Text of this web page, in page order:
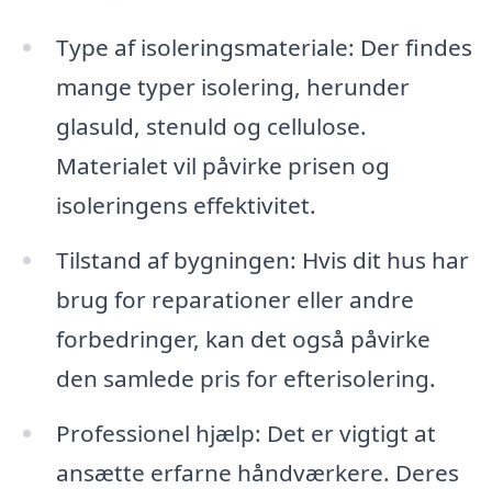
Type af isoleringsmateriale: Der findes
mange typer isolering, herunder
glasuld, stenuld og cellulose.
Materialet vil påvirke prisen og
isoleringens effektivitet.
Tilstand af bygningen: Hvis dit hus har
brug for reparationer eller andre
forbedringer, kan det også påvirke
den samlede pris for efterisolering.
Professionel hjælp: Det er vigtigt at
ansætte erfarne håndværkere. Deres